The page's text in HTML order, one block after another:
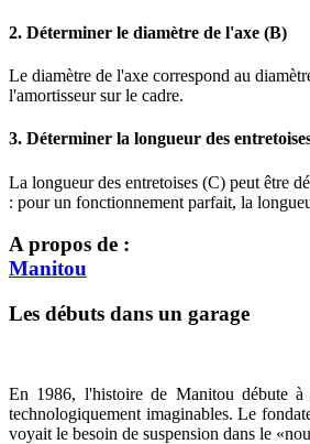
2. Déterminer le diamètre de l'axe (B)
Le diamètre de l'axe correspond au
l'amortisseur sur le cadre.
3. Déterminer la longueur des
La longueur des entretoises (C) peut être
: pour un fonctionnement parfait, la
A propos de :
Manitou
Les débuts dans un garage
En 1986, l'histoire de Manitou débute
technologiquement imaginables. Le
voyait le besoin de suspension dans le